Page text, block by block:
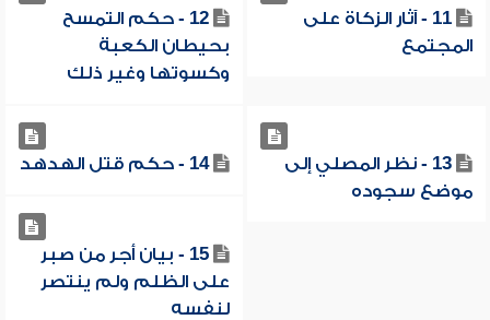
11 - آثار الزكاة على
المجتمع
12 - حكم التمسح
بحيطان الكعبة
وكسوتها وغير ذلك
13 - نظر المصلي إلى
موضع سجوده
14 - حكم قتل الهدهد
15 - بيان أجر من صبر
على الظلم ولم ينتصر
لنفسه